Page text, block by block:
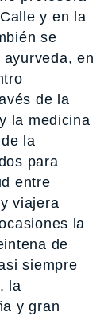
y en la
se
en
de la
la medicina
la
para
entre
viajera
la
de
siempre
la
y gran